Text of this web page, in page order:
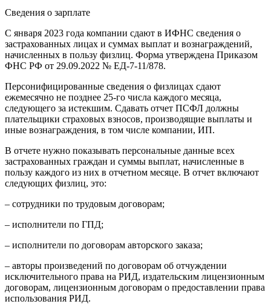
Сведения о зарплате
С января 2023 года компании сдают в ИФНС сведения о
застрахованных лицах и суммах выплат и вознаграждений,
начисленных в пользу физлиц. Форма утверждена Приказом
ФНС РФ от 29.09.2022 № ЕД-7-11/878.
Персонифицированные сведения о физлицах сдают
ежемесячно не позднее 25-го числа каждого месяца,
следующего за истекшим. Сдавать отчет ПСФЛ должны
плательщики страховых взносов, производящие выплаты и
иные вознаграждения, в том числе компании, ИП.
В отчете нужно показывать персональные данные всех
застрахованных граждан и суммы выплат, начисленные в
пользу каждого из них в отчетном месяце. В отчет включают
следующих физлиц, это:
– сотрудники по трудовым договорам;
– исполнители по ГПД;
– исполнители по договорам авторского заказа;
– авторы произведений по договорам об отчуждении
исключительного права на РИД, издательским лицензионным
договорам, лицензионным договорам о предоставлении права
использования РИД.